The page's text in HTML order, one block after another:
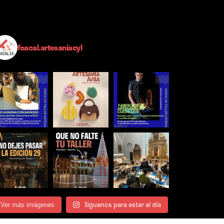
foacal.artesaniacyl
Ver más imágenes Síguenos para estar al día